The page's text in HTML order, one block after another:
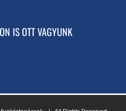
IS OTT VAGYUNK